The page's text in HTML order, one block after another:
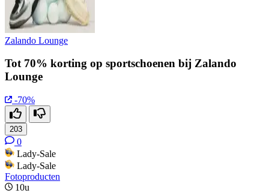
Zalando Lounge
Tot 70% korting op sportschoenen bij Zalando
Lounge
-70%
203
0
Lady-Sale
Lady-Sale
Fotoproducten
10u